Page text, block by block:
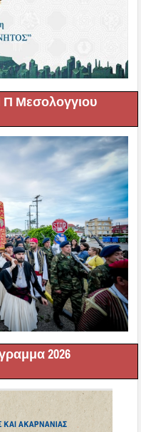
Π Μεσολογγιου
2026